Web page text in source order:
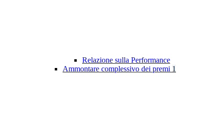
Relazione sulla Performance
Ammontare complessivo dei premi 1